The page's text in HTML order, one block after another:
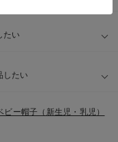
たい
したい
ビー帽子（新生児・乳児）